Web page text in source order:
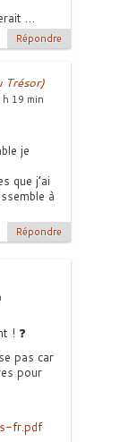
…
Répondre
Trésor)
19 min
je
que j’ai
à
Répondre
! ❓
pas car
pour
fr.pdf